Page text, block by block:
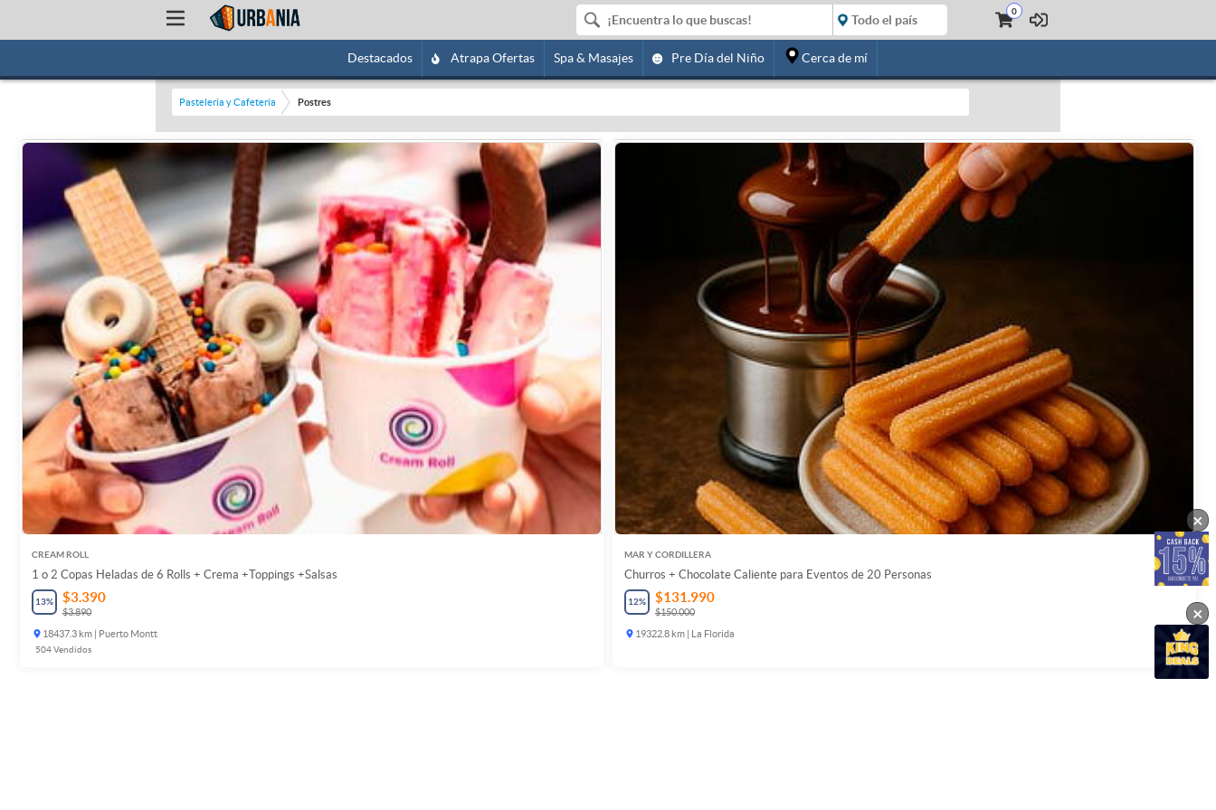
0
Destacados Atrapa Ofertas Spa & Masajes Pre Día del Niño Cerca de mí
Pastelería y Cafetería Postres
CREAM ROLL
1 o 2 Copas Heladas de 6 Rolls + Crema +Toppings +Salsas
13% $3.390
$3.890
18437.3 km | Puerto Montt
504Vendidos
MAR Y CORDILLERA
Churros + Chocolate Caliente para Eventos de 20 Personas
12% $131.990
$150.000
19322.8 km | La Florida
×
×